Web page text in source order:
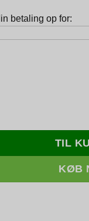
betaling op for:
TIL
KØB